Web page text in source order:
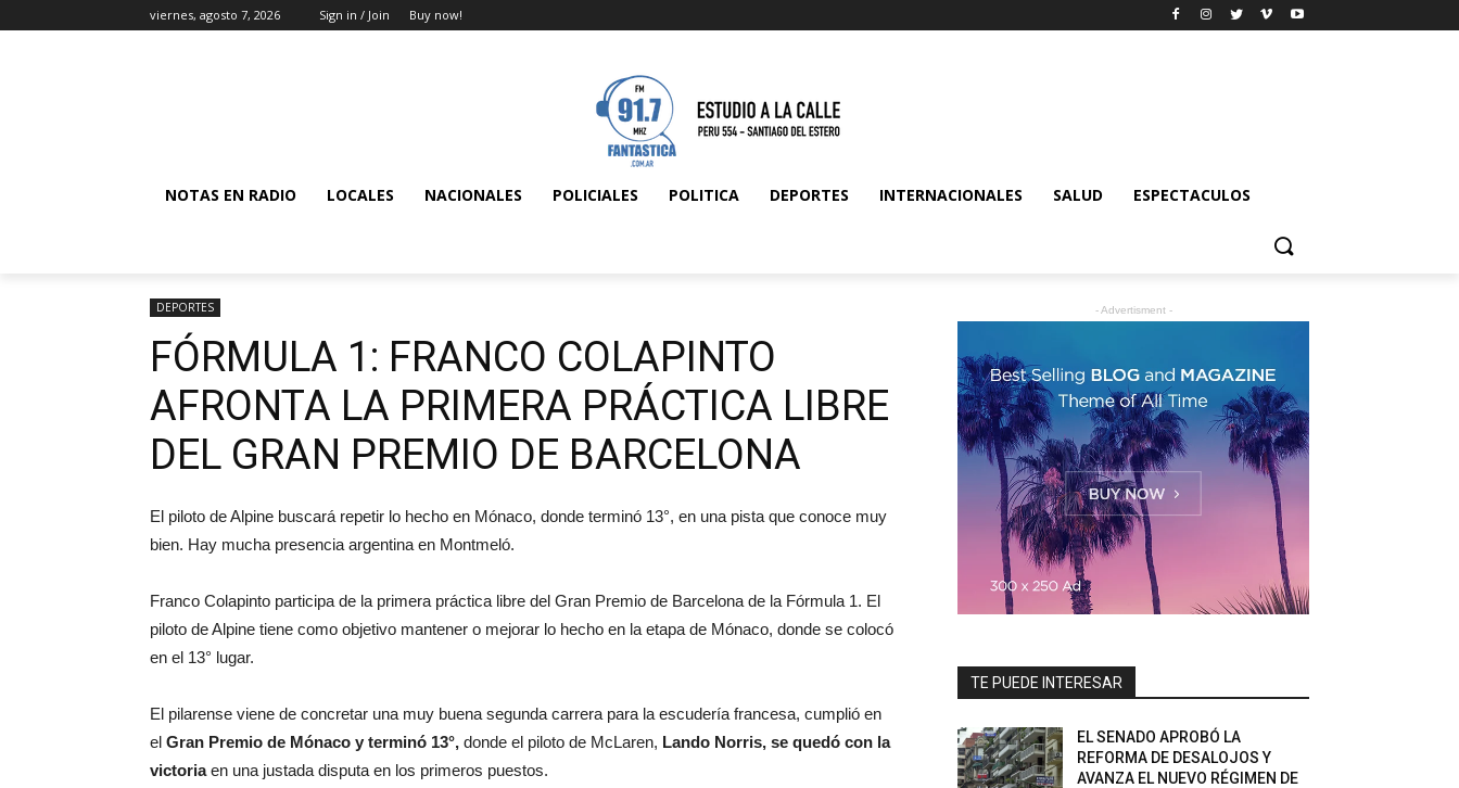
viernes, agosto 7, 2026 Sign in / Join Buy now!
NOTAS EN RADIO LOCALES NACIONALES POLICIALES POLITICA DEPORTES INTERNACIONALES SALUD ESPECTACULOS
DEPORTES
FÓRMULA 1: FRANCO COLAPINTO
AFRONTA LA PRIMERA PRÁCTICA LIBRE
DEL GRAN PREMIO DE BARCELONA
El piloto de Alpine buscará repetir lo hecho en Mónaco, donde terminó 13°, en una pista que conoce muy
bien. Hay mucha presencia argentina en Montmeló.
Franco Colapinto participa de la primera práctica libre del Gran Premio de Barcelona de la Fórmula 1. El
piloto de Alpine tiene como objetivo mantener o mejorar lo hecho en la etapa de Mónaco, donde se colocó
en el 13° lugar.
El pilarense viene de concretar una muy buena segunda carrera para la escudería francesa, cumplió en
el Gran Premio de Mónaco y terminó 13°, donde el piloto de McLaren, Lando Norris, se quedó con la
victoriaen una justada disputa en los primeros puestos.
- Advertisment -
TE PUEDE INTERESAR
EL SENADO APROBÓ LA
REFORMA DE DESALOJOS Y
AVANZA EL NUEVO RÉGIMEN DE